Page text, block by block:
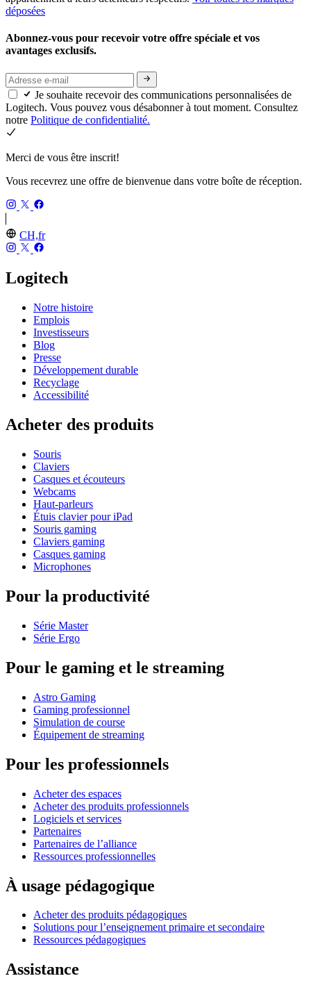
déposées
Abonnez-vous pour recevoir votre offre spéciale et vos
avantages exclusifs.
Je souhaite recevoir des communications personnalisées de
Logitech. Vous pouvez vous désabonner à tout moment. Consultez
notre Politique de confidentialité.
Merci de vous être inscrit!
Vous recevrez une offre de bienvenue dans votre boîte de réception.
CH,fr
Logitech
Notre histoire
Emplois
Investisseurs
Blog
Presse
Développement durable
Recyclage
Accessibilité
Acheter des produits
Souris
Claviers
Casques et écouteurs
Webcams
Haut-parleurs
Étuis clavier pour iPad
Souris gaming
Claviers gaming
Casques gaming
Microphones
Pour la productivité
Série Master
Série Ergo
Pour le gaming et le streaming
Astro Gaming
Gaming professionnel
Simulation de course
Équipement de streaming
Pour les professionnels
Acheter des espaces
Acheter des produits professionnels
Logiciels et services
Partenaires
Partenaires de l’alliance
Ressources professionnelles
À usage pédagogique
Acheter des produits pédagogiques
Solutions pour l’enseignement primaire et secondaire
Ressources pédagogiques
Assistance